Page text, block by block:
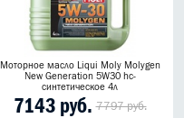
Моторное масло Liqui Moly Molygen
New Generation 5W30 hc-
синтетическое 4л
7143 руб. 7797 руб.